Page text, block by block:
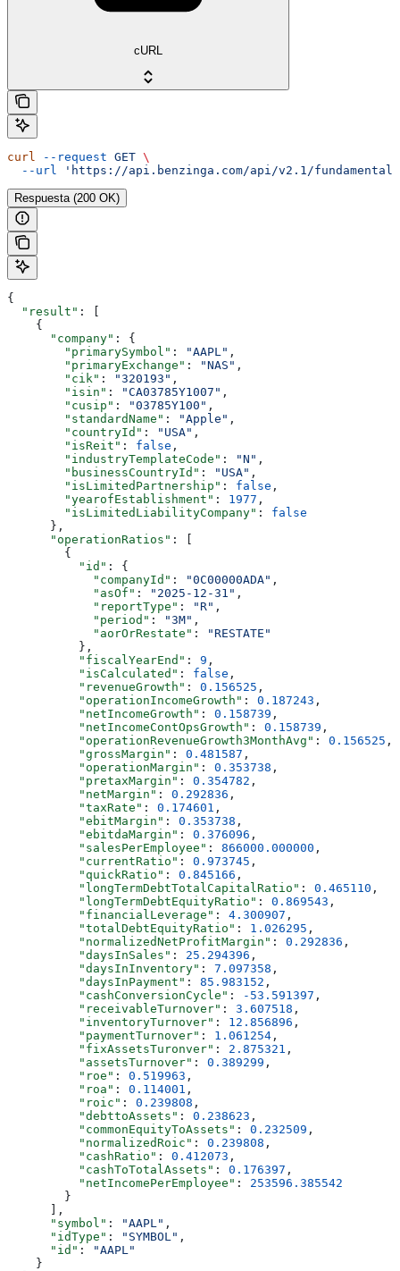
cURL
curl --request GET \
  --url
'https://api.benzinga.com/api/v2.1/
Respuesta (200 OK)
{
  "result"
: [
    {
      "company"
: {
        "primarySymbol"
: "AAPL" ,
        "primaryExchange"
: "NAS" ,
        "cik"
: "320193" ,
        "isin"
: "CA03785Y1007" ,
        "cusip"
: "03785Y100" ,
        "standardName"
: "Apple" ,
        "countryId"
: "USA" ,
        "isReit"
: false ,
        "industryTemplateCode"
: "N" ,
        "businessCountryId"
: "USA" ,
        "isLimitedPartnership"
: false ,
        "yearofEstablishment"
: 1977 ,
        "isLimitedLiabilityCompany"
: false
      },
      "operationRatios"
: [
        {
          "id"
: {
            "companyId"
: "0C00000ADA" ,
            "asOf"
: "2025-12-31" ,
            "reportType"
: "R" ,
            "period"
: "3M" ,
            "aorOrRestate"
:
"RESTATE"
          },
          "fiscalYearEnd"
: 9 ,
          "isCalculated"
: false ,
          "revenueGrowth"
: 0.156525 ,
          "operationIncomeGrowth"
: 0.187243 ,
          "netIncomeGrowth"
: 0.158739 ,
          "netIncomeContOpsGrowth"
: 0.158739 ,
          "operationRevenueGrowth3MonthAvg"
: 0.156525 ,
          "grossMargin"
: 0.481587 ,
          "operationMargin"
: 0.353738 ,
          "pretaxMargin"
: 0.354782 ,
          "netMargin"
: 0.292836 ,
          "taxRate"
: 0.174601 ,
          "ebitMargin"
: 0.353738 ,
          "ebitdaMargin"
: 0.376096 ,
          "salesPerEmployee"
: 866000.000000 ,
          "currentRatio"
: 0.973745 ,
          "quickRatio"
: 0.845166 ,
          "longTermDebtTotalCapitalRatio"
: 0.465110 ,
          "longTermDebtEquityRatio"
: 0.869543 ,
          "financialLeverage"
: 4.300907 ,
          "totalDebtEquityRatio"
: 1.026295 ,
          "normalizedNetProfitMargin"
: 0.292836 ,
          "daysInSales"
: 25.294396 ,
          "daysInInventory"
: 7.097358 ,
          "daysInPayment"
: 85.983152 ,
          "cashConversionCycle"
: -53.591397 ,
          "receivableTurnover"
: 3.607518 ,
          "inventoryTurnover"
: 12.856896 ,
          "paymentTurnover"
: 1.061254 ,
          "fixAssetsTuronver"
: 2.875321 ,
          "assetsTurnover"
: 0.389299 ,
          "roe"
: 0.519963 ,
          "roa"
: 0.114001 ,
          "roic"
: 0.239808 ,
          "debttoAssets"
: 0.238623 ,
          "commonEquityToAssets"
: 0.232509 ,
          "normalizedRoic"
: 0.239808 ,
          "cashRatio"
: 0.412073 ,
          "cashToTotalAssets"
: 0.176397 ,
          "netIncomePerEmployee"
: 253596.385542
        }
      ],
      "symbol"
: "AAPL" ,
      "idType"
: "SYMBOL" ,
      "id"
:
"AAPL"
    }